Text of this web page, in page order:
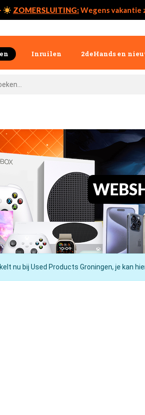
ZOMERSLUITING:Wegens vakantie
Inruilen 2deHands en
nu bij Used Products Groningen, je kan